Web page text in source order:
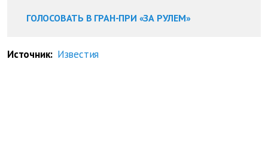
ГОЛОСОВАТЬ В ГРАН-ПРИ «ЗА РУЛЕМ»
Источник: Известия